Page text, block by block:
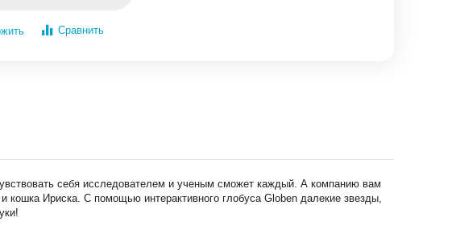
Сравнить
себя исследователем и ученым сможет каждый. А компанию вам
Ириска. С помощью интерактивного глобуса Globen далекие звезды,